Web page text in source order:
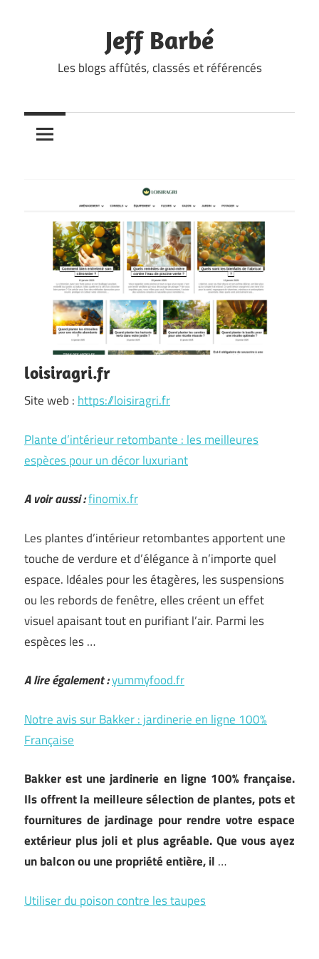
Jeff Barbé
Les blogs affûtés, classés et référencés
loisiragri.fr
Site web : https://loisiragri.fr
Plante d’intérieur retombante : les meilleures
espèces pour un décor luxuriant
A voir aussi :finomix.fr
Les plantes d’intérieur retombantes apportent une
touche de verdure et d’élégance à n’importe quel
espace. Idéales pour les étagères, les suspensions
ou les rebords de fenêtre, elles créent un effet
visuel apaisant tout en purifiant l’air. Parmi les
espèces les …
A lire également :yummyfood.fr
Notre avis sur Bakker : jardinerie en ligne 100%
Française
Bakker est une jardinerie en ligne 100% française.
Ils offrent la meilleure sélection de plantes, pots et
fournitures de jardinage pour rendre votre espace
extérieur plus joli et plus agréable. Que vous ayez
un balcon ou une propriété entière, il …
Utiliser du poison contre les taupes